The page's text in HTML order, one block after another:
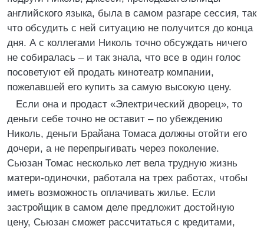
английского языка, была в самом разгаре сессия, так
что обсудить с ней ситуацию не получится до конца
дня. А с коллегами Николь точно обсуждать ничего
не собиралась – и так знала, что все в один голос
посоветуют ей продать кинотеатр компании,
пожелавшей его купить за самую высокую цену.
Если она и продаст «Электрический дворец», то
деньги себе точно не оставит – по убеждению
Николь, деньги Брайана Томаса должны отойти его
дочери, а не перепрыгивать через поколение.
Сьюзан Томас несколько лет вела трудную жизнь
матери-одиночки, работала на трех работах, чтобы
иметь возможность оплачивать жилье. Если
застройщик в самом деле предложит достойную
цену, Сьюзан сможет рассчитаться с кредитами,